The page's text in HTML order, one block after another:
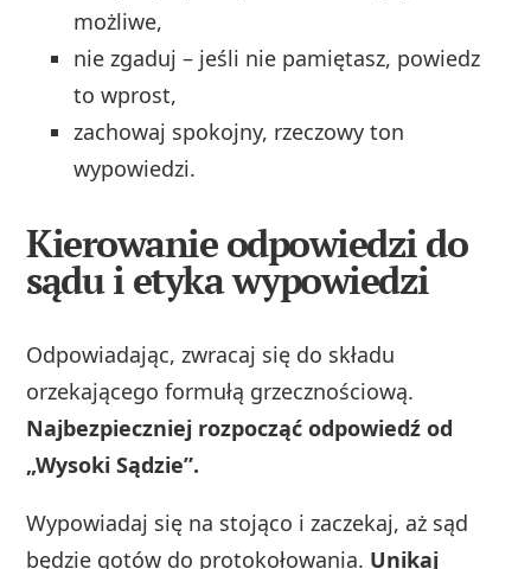
możliwe,
nie zgaduj – jeśli nie pamiętasz, powiedz
to wprost,
zachowaj spokojny, rzeczowy ton
wypowiedzi.
Kierowanie odpowiedzi do
sądu i etyka wypowiedzi
Odpowiadając, zwracaj się do składu
orzekającego formułą grzecznościową.
Najbezpieczniej rozpocząć odpowiedź od
„Wysoki Sądzie”.
Wypowiadaj się na stojąco i zaczekaj, aż sąd
będzie gotów do protokołowania. Unikaj